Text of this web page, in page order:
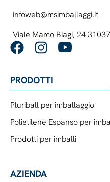
infoweb@msimballaggi.it
Viale Marco Biagi, 24
PRODOTTI
Pluriball per imballaggio
Polietilene Espanso per
Prodotti per imballi
AZIENDA